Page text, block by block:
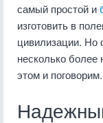
самый простой и
изготовить в
цивилизации.
несколько
этом и поговорим.